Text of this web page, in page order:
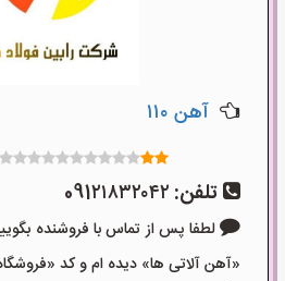
آهن ۱۱۰
تلفن: 091۲۱۸۳۲۰۴۲
لطفا پس از تماس با فروشنده
«آهن آلاتی ها» دیده ام و کد «فروشگاه-10445» را اعلام